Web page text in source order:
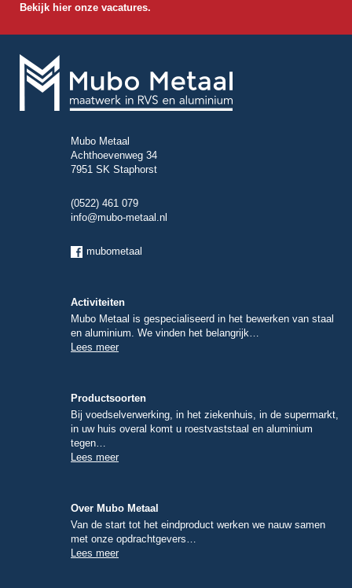
Bekijk hier onze vacatures.
Mubo Metaal
Achthoevenweg 34
7951 SK Staphorst
(0522) 461 079
info@mubo-metaal.nl
mubometaal
Activiteiten
Mubo Metaal is gespecialiseerd in het bewerken van staal
en aluminium. We vinden het belangrijk…
Lees meer
Productsoorten
Bij voedselverwerking, in het ziekenhuis, in de supermarkt,
in uw huis overal komt u roestvaststaal en aluminium
tegen…
Lees meer
Over Mubo Metaal
Van de start tot het eindproduct werken we nauw samen
met onze opdrachtgevers…
Lees meer